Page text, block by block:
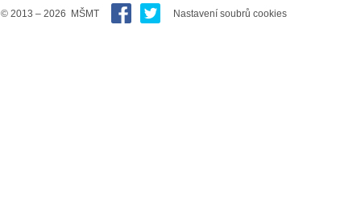
© 2013 – 2026 MŠMT Nastavení soubrů cookies